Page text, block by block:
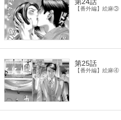
【番外編】絵麻③
第25話
【番外編】絵麻④